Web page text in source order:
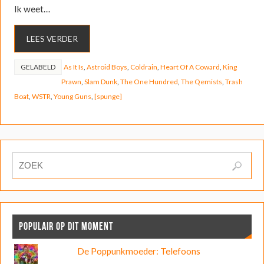
Ik weet…
LEES VERDER
GELABELD As It Is Astroid Boys Coldrain Heart Of A Coward King
Prawn Slam Dunk, The One Hundred The Qemists Trash
Boat, WSTR Young Guns [spunge]
POPULAIR OP DIT MOMENT
De Poppunkmoeder: Telefoons